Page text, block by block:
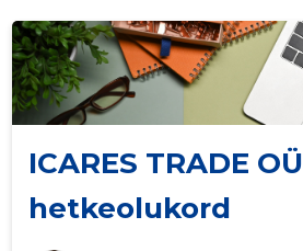
ICARES TRADE OÜ
hetkeolukord
Saaja e-mail